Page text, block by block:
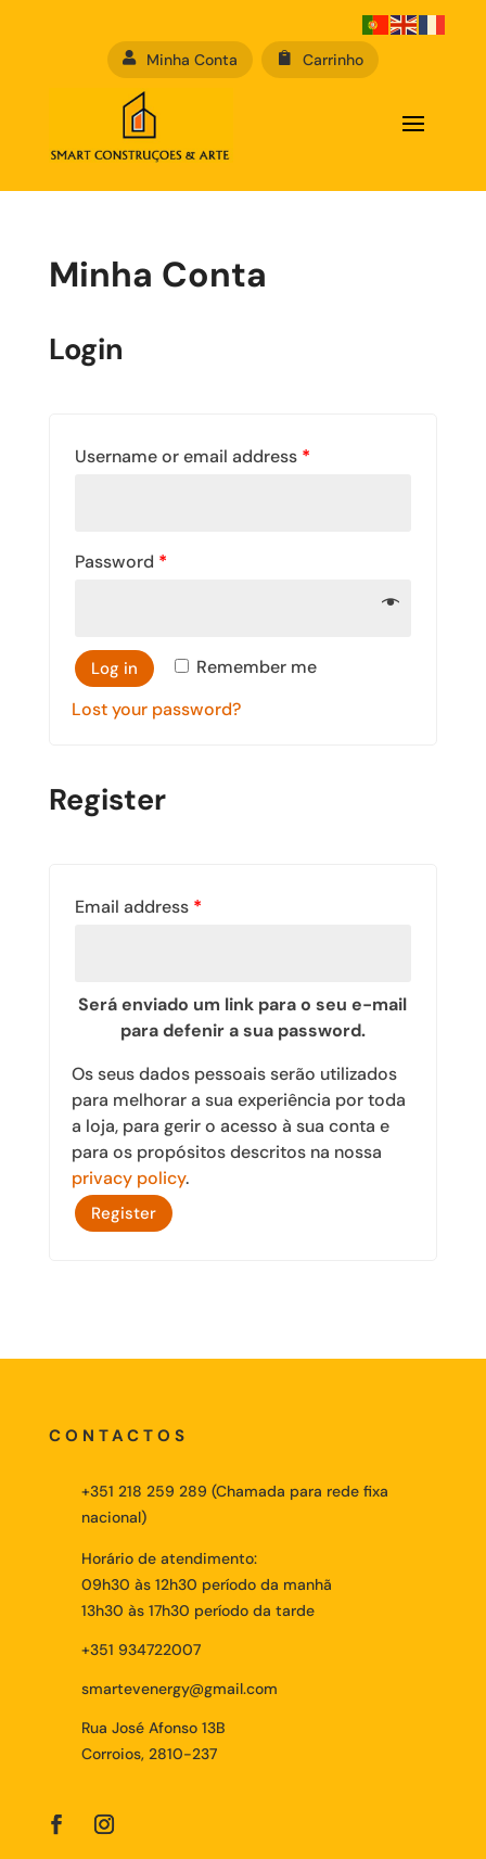
 Minha Conta  Carrinho
Minha Conta
Login
Username or email address *
Password *
Remember me
Log in
Lost your password?
Register
Email address *
Será enviado um link para o seu e-mail
para defenir a sua password.
Os seus dados pessoais serão utilizados
para melhorar a sua experiência por toda
a loja, para gerir o acesso à sua conta e
para os propósitos descritos na nossa
privacy policy.
Register
CONTACTOS
+351 218 259 289 (Chamada para rede fixa
nacional)
Horário de atendimento:
09h30 às 12h30 período da manhã
13h30 às 17h30 período da tarde
+351 934722007
smartevenergy@gmail.com
Rua José Afonso 13B
Corroios, 2810-237